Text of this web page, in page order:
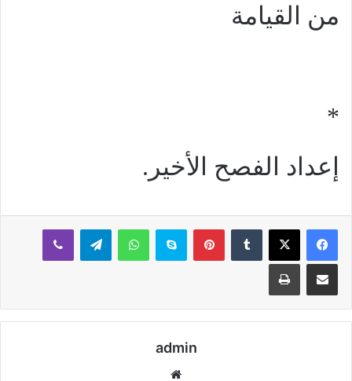
من القيامة
*
إعداد الفصح الأخير.
بينتيريستسكايب واتساب تيلقرام ڤايبر
مشاركة عبر البريد طباعة
admin